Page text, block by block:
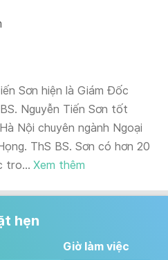
Sơn hiện là Giám Đốc
Nguyễn Tiến Sơn tốt
Nội chuyên ngành Ngoại
ThS BS. Sơn có hơn 20
tro... Xem thêm
hẹn
Giờ làm việc